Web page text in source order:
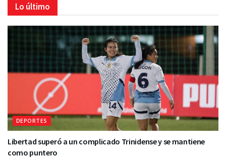
Lo último
DEPORTES
Libertad superó a un complicado Trinidense y se mantiene
como puntero